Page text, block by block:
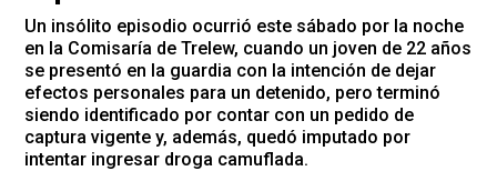
Un insólito episodio ocurrió este sábado por la noche
en la Comisaría de Trelew, cuando un joven de 22 años
se presentó en la guardia con la intención de dejar
efectos personales para un detenido, pero terminó
siendo identificado por contar con un pedido de
captura vigente y, además, quedó imputado por
intentar ingresar droga camuflada.